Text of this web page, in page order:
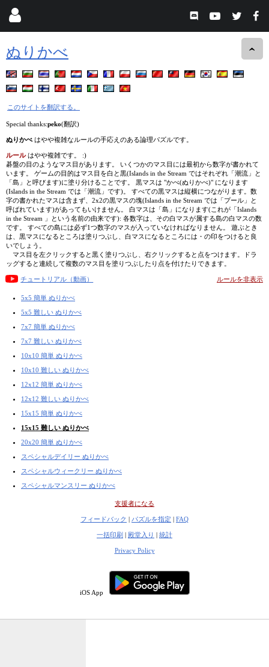
ぬりかべ
このサイトを翻訳する。
Special thanks:peko(翻訳)
ぬりかべはやや複雑なルールの手応えのある論理パズルです。
ルールはやや複雑です。 :)
碁盤の目のようなマス目があります。 いくつかのマス目には最初から数字が書かれて
います。 ゲームの目的はマス目を白と黒(Islands in the Stream ではそれぞれ「潮流」と
「島」と呼びます)に塗り分けることです。 黒マスは "かべ(ぬりかべ)" になります
(Islands in the Stream では「潮流」です)。 すべての黒マスは縦横につながります。数
字の書かれたマスは含まず、2x2の黒マスの塊(Islands in the Stream では「プール」と
呼ばれています)があってもいけません。 白マスは「島」になります(これが「Islands
in the Stream 」という名前の由来です): 各数字は、その白マスが属する島の白マスの数
です。 すべての島には必ず1つ数字のマスが入っていなければなりません。 遊ぶとき
は、黒マスになるところは塗りつぶし、白マスになるところには・の印をつけると良
いでしょう。
マス目を左クリックすると黒く塗りつぶし、右クリックすると点をつけます。ドラ
ッグすると連続して複数のマス目を塗りつぶしたり点を付けたりできます。
チュートリアル（動画） ルールを非表示
5x5 簡単 ぬりかべ
5x5 難しい ぬりかべ
7x7 簡単 ぬりかべ
7x7 難しい ぬりかべ
10x10 簡単 ぬりかべ
10x10 難しい ぬりかべ
12x12 簡単 ぬりかべ
12x12 難しい ぬりかべ
15x15 簡単 ぬりかべ
15x15 難しい ぬりかべ
20x20 簡単 ぬりかべ
スペシャルデイリー ぬりかべ
スペシャルウィークリー ぬりかべ
スペシャルマンスリー ぬりかべ
支援者になる
フィードバック | パズルを指定 | FAQ
一括印刷 | 殿堂入り | 統計
Privacy Policy
iOS App